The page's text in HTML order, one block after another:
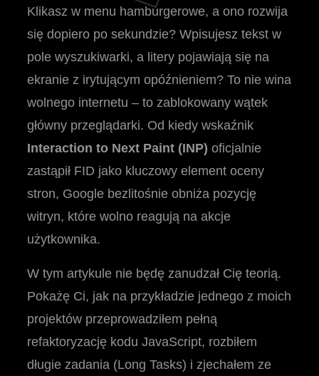
Klikasz w menu hamburgerowe, a ono rozwija
się dopiero po sekundzie? Wpisujesz tekst w
pole wyszukiwarki, a litery pojawiają się na
ekranie z irytującym opóźnieniem? To nie wina
wolnego internetu – to zablokowany wątek
główny przeglądarki. Od kiedy wskaźnik
Interaction to Next Paint (INP) oficjalnie
zastąpił FID jako kluczowy element oceny
stron, Google bezlitośnie obniża pozycję
witryn, które wolno reagują na akcje
użytkownika.
W tym artykule nie będę zanudzał Cię teorią.
Pokażę Ci, jak na przykładzie jednego z moich
projektów przeprowadziłem pełną
refaktoryzację kodu JavaScript, rozbiłem
długie zadania (Long Tasks) i zjechałem ze